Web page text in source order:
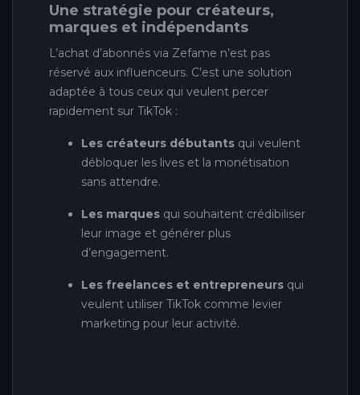
Une stratégie pour créateurs,
marques et indépendants
L’achat d’abonnés via Zefame n’est pas
réservé aux influenceurs. C’est une solution
adaptée à tous ceux qui veulent percer
rapidement sur TikTok :
Les créateurs débutants qui veulent
débloquer les lives et la monétisation
sans attendre.
Les marques qui souhaitent crédibiliser
leur image et générer plus
d’engagement.
Les freelances et entrepreneurs qui
veulent utiliser TikTok comme levier
marketing pour leur activité.